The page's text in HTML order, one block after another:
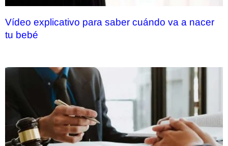
Vídeo explicativo para saber cuándo va a nacer
tu bebé